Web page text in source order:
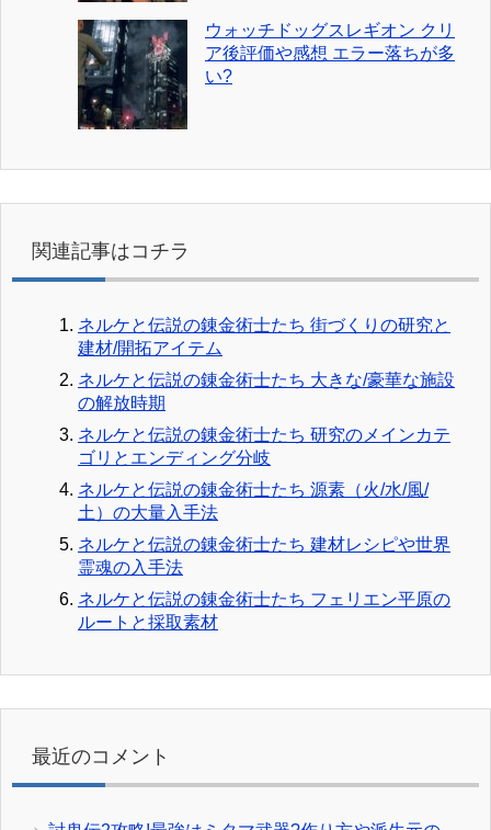
ウォッチドッグスレギオン クリ
ア後評価や感想 エラー落ちが多
い?
関連記事はコチラ
ネルケと伝説の錬金術士たち 街づくりの研究と
建材/開拓アイテム
ネルケと伝説の錬金術士たち 大きな/豪華な施設
の解放時期
ネルケと伝説の錬金術士たち 研究のメインカテ
ゴリとエンディング分岐
ネルケと伝説の錬金術士たち 源素（火/水/風/
土）の大量入手法
ネルケと伝説の錬金術士たち 建材レシピや世界
霊魂の入手法
ネルケと伝説の錬金術士たち フェリエン平原の
ルートと採取素材
最近のコメント